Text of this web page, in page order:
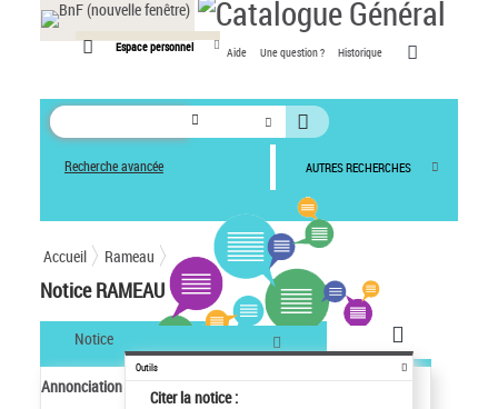
Espace personnel Aide Une question ? Historique
Recherche avancée AUTRES RECHERCHES
Accueil Rameau
Notice RAMEAU
Notice
Annonciation (épisode biblique)
Outils
Citerla notice :
Panneau de gestion des cookies